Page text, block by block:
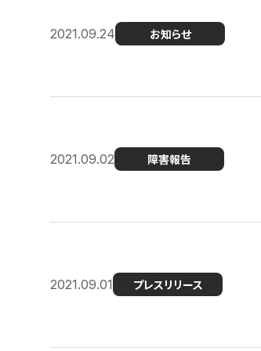
2021.09.24 お知らせ
2021.09.02 障害報告
2021.09.01 プレスリリース